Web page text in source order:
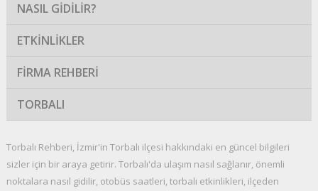
NASIL GIDILIR?
ETKINLIKLER
FIRMA REHBERI
TORBALI
Torbalı Rehberi, İzmir'in Torbalı ilçesi hakkındaki en güncel bilgileri
sizler için bir araya getirir. Torbalı'da ulaşım nasıl sağlanır, önemli
noktalara nasıl gidilir, otobüs saatleri, torbalı etkinlikleri, ilçeden